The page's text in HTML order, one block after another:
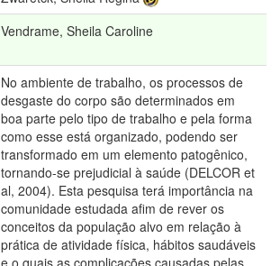
Vendrame, Sheila Caroline
No ambiente de trabalho, os processos de
desgaste do corpo são determinados em
boa parte pelo tipo de trabalho e pela forma
como esse está organizado, podendo ser
transformado em um elemento patogênico,
tornando-se prejudicial à saúde (DELCOR et
al, 2004). Esta pesquisa terá importância na
comunidade estudada afim de rever os
conceitos da população alvo em relação à
prática de atividade física, hábitos saudáveis